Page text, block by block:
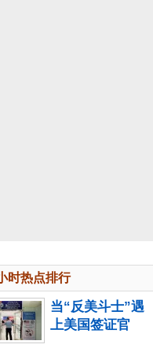
时热点排行
当“反美斗士”遇
上美国签证官